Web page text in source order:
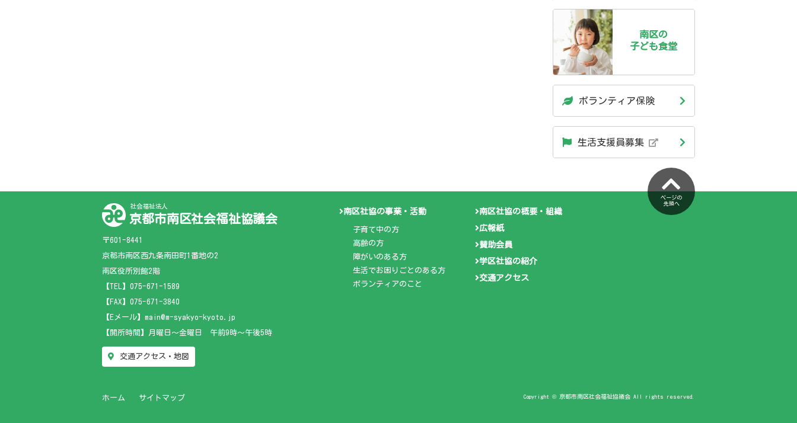
南区の
子ども食堂
ボランティア保険
生活支援員募集
ページの
先頭へ
社会福祉法人
京都市南区社会福祉協議会
〒601-8441
京都市南区西九条南田町1番地の2
南区役所別館2階
【TEL】 075-671-1589
【FAX】075-671-3840
【Eメール】main@m-syakyo-kyoto.jp
【開所時間】月曜日～金曜日 午前9時～午後5時
交通アクセス・地図
南区社協の事業・活動
子育て中の方
高齢の方
障がいのある方
生活でお困りごとのある方
ボランティアのこと
南区社協の概要・組織
広報紙
賛助会員
学区社協の紹介
交通アクセス
ホーム サイトマップ Copyright © 京都市南区社会福祉協議会 All rights reserved.